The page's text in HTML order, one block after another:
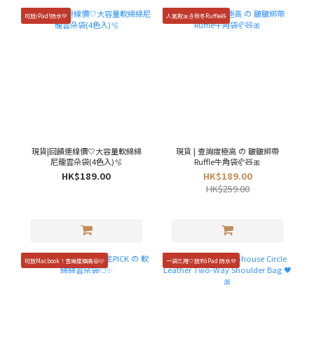
可放iPad!防水💚
現貨|回饋連線價🤍大容量軟綿綿
尼龍雲朵袋(4色入)🫧
HK$189.00
人氣款🎀☃️秋冬Ruffle🧸
現貨 | 查詢度極高 の 皺皺綁帶
Ruffle牛角袋🥐🧸🎀
HK$189.00
HK$259.00
可放Macbook！查詢度極高😆🩷 一袋三用🤍放到iPad 防水💜